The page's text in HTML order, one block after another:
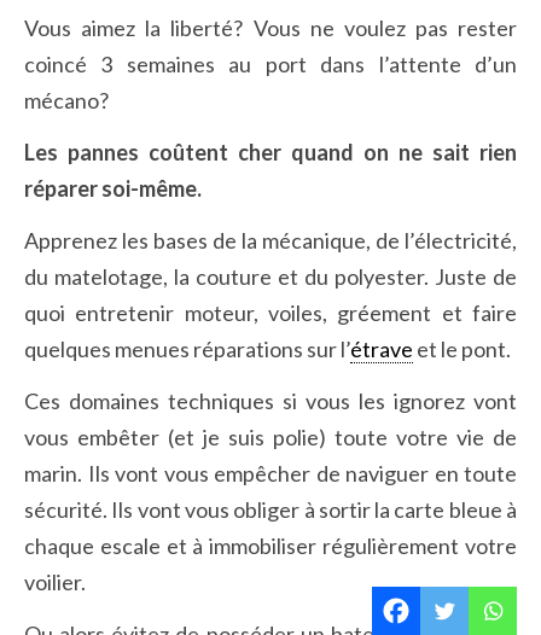
Vous aimez la liberté? Vous ne voulez pas rester
coincé 3 semaines au port dans l’attente d’un
mécano?
Les pannes coûtent cher quand on ne sait rien
réparer soi-même.
Apprenez les bases de la mécanique, de l’électricité,
du matelotage, la couture et du polyester. Juste de
quoi entretenir moteur, voiles, gréement et faire
quelques menues réparations sur l’étrave et le pont.
Ces domaines techniques si vous les ignorez vont
vous embêter (et je suis polie) toute votre vie de
marin. Ils vont vous empêcher de naviguer en toute
sécurité. Ils vont vous obliger à sortir la carte bleue à
chaque escale et à immobiliser régulièrement votre
voilier.